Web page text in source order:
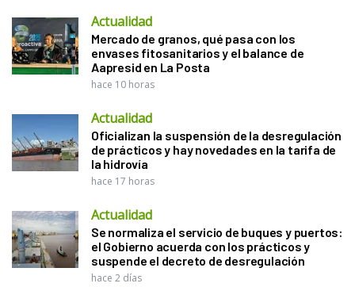
Actualidad
Mercado de granos, qué pasa con los
envases fitosanitarios y el balance de
Aapresid en La Posta
hace 10 horas
Actualidad
Oficializan la suspensión de la desregulación
de prácticos y hay novedades en la tarifa de
la hidrovía
hace 17 horas
Actualidad
Se normaliza el servicio de buques y puertos:
el Gobierno acuerda con los prácticos y
suspende el decreto de desregulación
hace 2 días